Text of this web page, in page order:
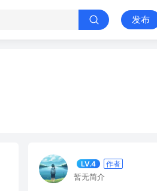
发布
LV.4 作者
暂无简介